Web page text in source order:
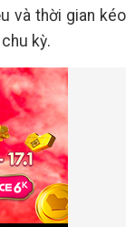
và thời gian kéo
kỳ.